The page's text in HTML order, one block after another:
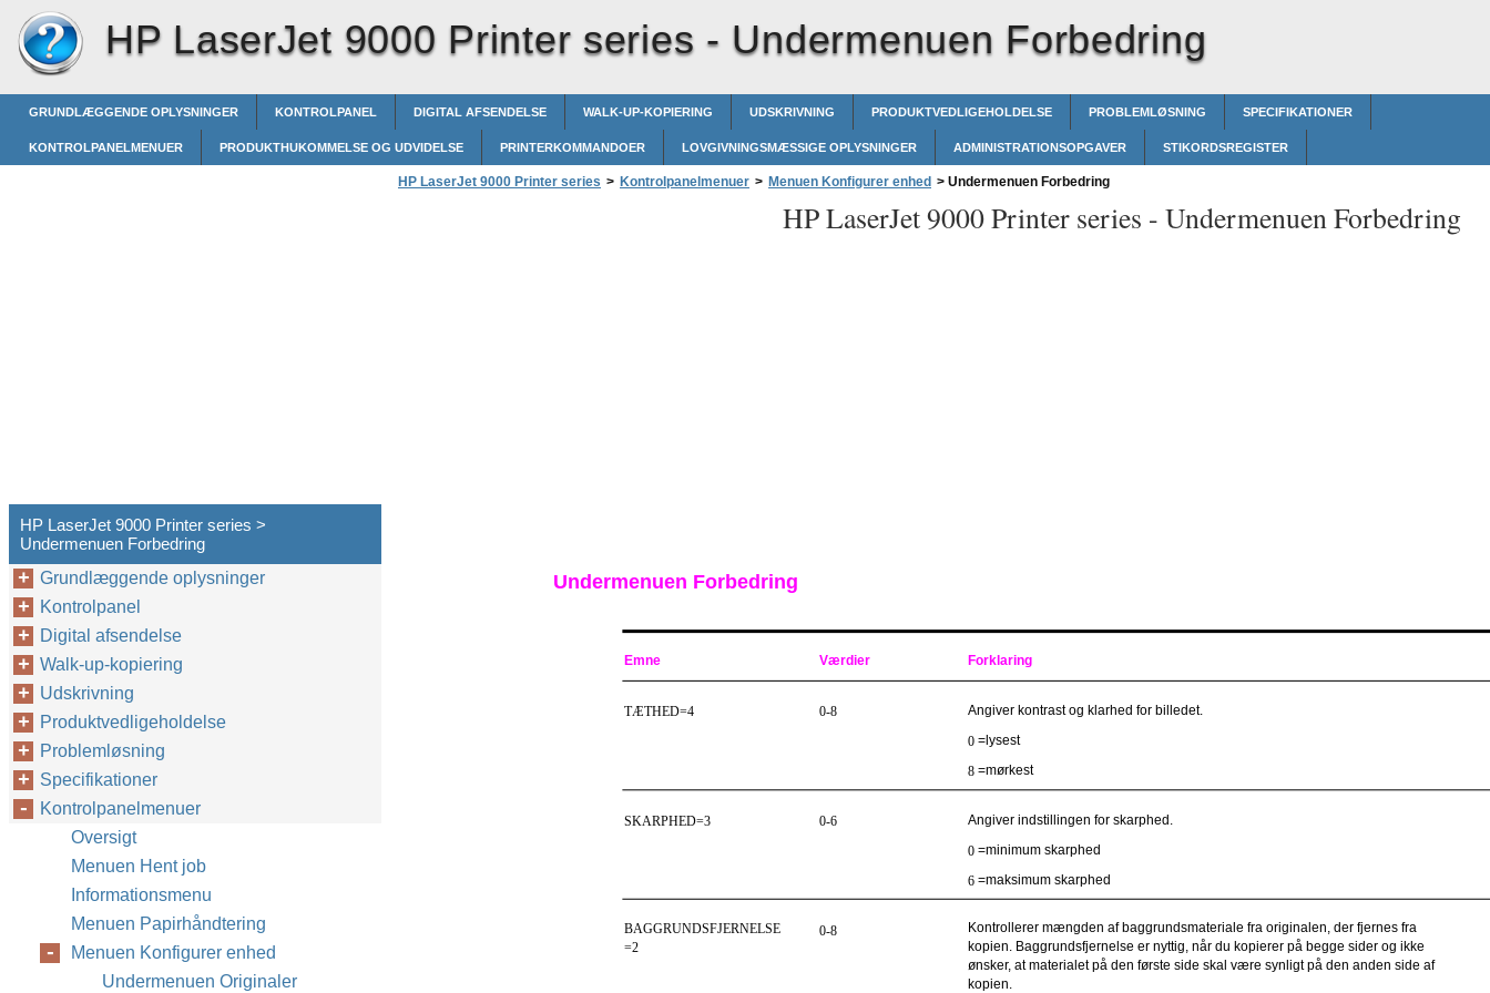
HP LaserJet 9000 Printer series - Undermenuen Forbedring
GRUNDLÆGGENDE OPLYSNINGER KONTROLPANEL DIGITAL AFSENDELSE WALK-UP-KOPIERING UDSKRIVNING PRODUKTVEDLIGEHOLDELSE PROBLEMLØSNING SPECIFIKATIONER
KONTROLPANELMENUER PRODUKTHUKOMMELSE OG UDVIDELSE PRINTERKOMMANDOER LOVGIVNINGSMÆSSIGE OPLYSNINGER ADMINISTRATIONSOPGAVER STIKORDSREGISTER
HP LaserJet 9000 Printer series > Kontrolpanelmenuer > Menuen Konfigurer enhed > Undermenuen Forbedring
HP LaserJet 9000 Printer series - Undermenuen Forbedring
Undermenuen Forbedring
Emne Værdier Forklaring
TÆTHED=4 0-8
Angiver kontrast og klarhed for billedet.
0 =lysest
8 =mørkest
SKARPHED=3 0-6
Angiver indstillingen for skarphed.
0 =minimum skarphed
6 =maksimum skarphed
BAGGRUNDSFJERNELSE
=2
0-8
Kontrollerer mængden af baggrundsmateriale fra originalen, der fjernes fra
kopien. Baggrundsfjernelse er nyttig, når du kopierer på begge sider og ikke
ønsker, at materialet på den første side skal være synligt på den anden side af
kopien.
HP LaserJet 9000 Printer series >
Undermenuen Forbedring
Grundlæggende oplysninger
Kontrolpanel
Digital afsendelse
Walk-up-kopiering
Udskrivning
Produktvedligeholdelse
Problemløsning
Specifikationer
Kontrolpanelmenuer
Oversigt
Menuen Hent job
Informationsmenu
Menuen Papirhåndtering
Menuen Konfigurer enhed
Undermenuen Originaler